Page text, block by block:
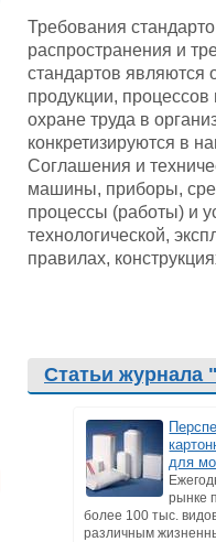
Требования
распространения и
стандартов являются
продукции, процессов
охране труда в
конкретизируются в
Соглашения и
машины, приборы,
процессы (работы) и
технологической,
правилах,
Статьи журнала
для
рынке
более 100 тыс.
различным